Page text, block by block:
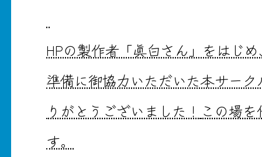
HPの製作者「眞白さん」をはじ
準備に御協力いただいた本サー
りがとうございました！ この場
す。